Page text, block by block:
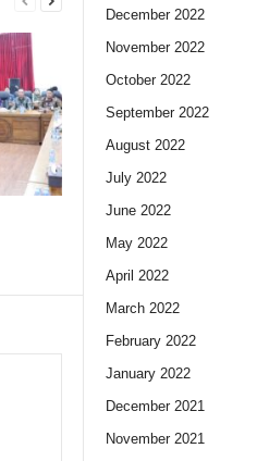
December 2022
November 2022
October 2022
September 2022
August 2022
July 2022
June 2022
May 2022
April 2022
March 2022
February 2022
January 2022
December 2021
November 2021